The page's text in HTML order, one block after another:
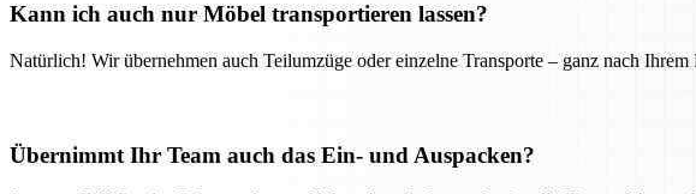
Kann ich auch nur Möbel transportieren lassen?
Natürlich! Wir übernehmen auch Teilumzüge oder einzelne Transporte – ganz nach Ihrem
Übernimmt Ihr Team auch das Ein- und Auspacken?